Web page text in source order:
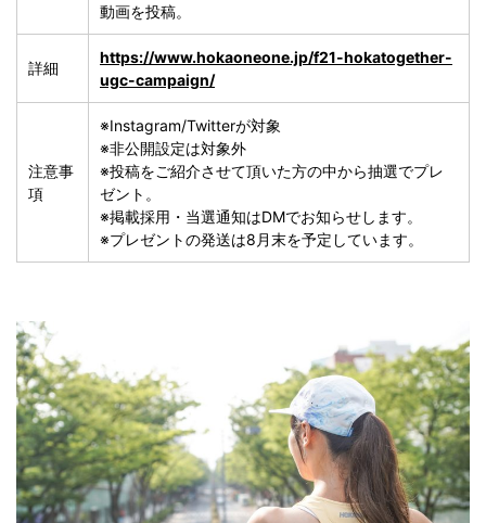
動画を投稿。
詳細
https://www.hokaoneone.jp/f21-hokatogether-
ugc-campaign/
注意事
項
※Instagram/Twitterが対象
※非公開設定は対象外
※投稿をご紹介させて頂いた方の中から抽選でプレ
ゼント。
※掲載採用・当選通知はDMでお知らせします。
※プレゼントの発送は8月末を予定しています。